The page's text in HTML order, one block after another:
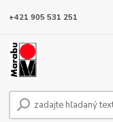
+421 905 531 251